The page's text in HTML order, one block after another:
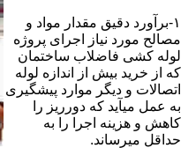
۱-برآورد دقیق مقدار مواد و
مصالح مورد نیاز اجرای پروژه
لوله کشی فاضلاب ساختمان
که از خرید بیش از اندازه لوله
اتصالات و دیگر موارد پیشگیری
به عمل میآید که دورریز را
کاهش و هزینه اجرا را به
حداقل میرساند.